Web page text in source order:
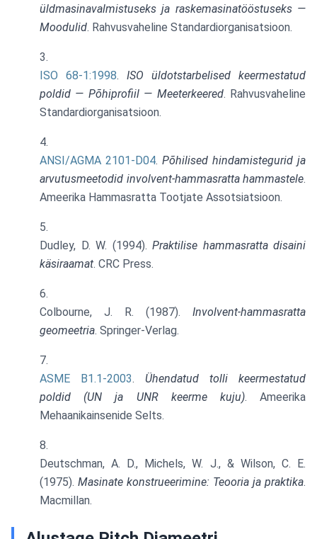
üldmasinavalmistuseks ja raskemasinatööstuseks —
Moodulid. Rahvusvaheline Standardiorganisatsioon.
ISO 68-1:1998. ISO üldotstarbelised keermestatud
poldid — Põhiprofiil — Meeterkeered. Rahvusvaheline
Standardiorganisatsioon.
ANSI/AGMA 2101-D04. Põhilised hindamistegurid ja
arvutusmeetodid involvent-hammasratta hammastele.
Ameerika Hammasratta Tootjate Assotsiatsioon.
Dudley, D. W. (1994). Praktilise hammasratta disaini
käsiraamat. CRC Press.
Colbourne, J. R. (1987). Involvent-hammasratta
geomeetria. Springer-Verlag.
ASME B1.1-2003. Ühendatud tolli keermestatud
poldid (UN ja UNR keerme kuju). Ameerika
Mehaanikainsenide Selts.
Deutschman, A. D., Michels, W. J., & Wilson, C. E.
(1975). Masinate konstrueerimine: Teooria ja praktika.
Macmillan.